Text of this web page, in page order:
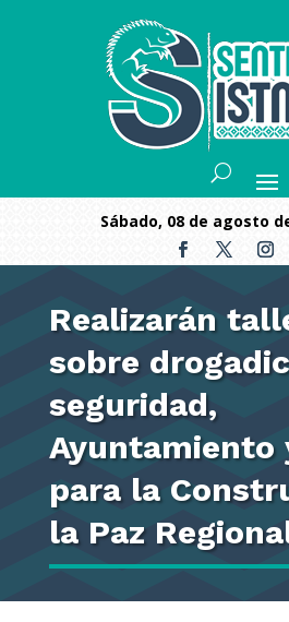
sábado, 08 de agosto
Realizarán
sobre
seguridad,
Ayuntamiento
para la
la Paz